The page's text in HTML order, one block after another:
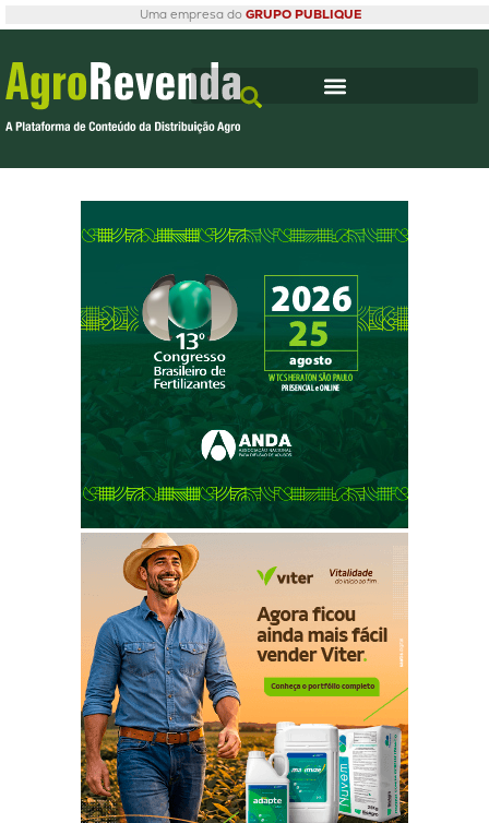
Uma empresa do GRUPO PUBLIQUE